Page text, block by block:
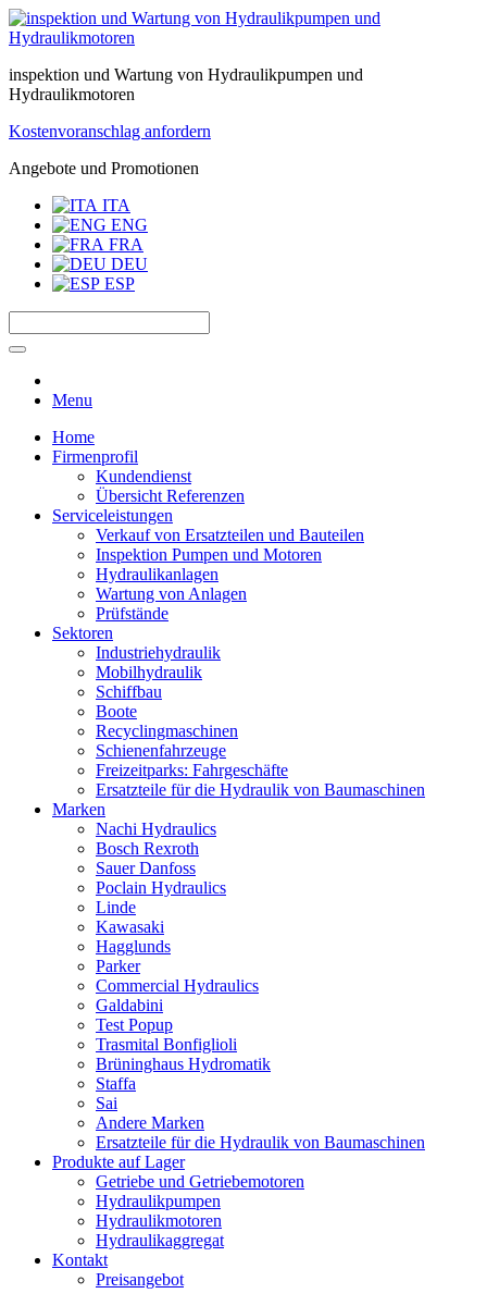
inspektion und Wartung von Hydraulikpumpen und
Hydraulikmotoren
Kostenvoranschlag anfordern
Angebote und Promotionen
ITA
ENG
FRA
DEU
ESP
Menu
Home
Firmenprofil
Kundendienst
Übersicht Referenzen
Serviceleistungen
Verkauf von Ersatzteilen und Bauteilen
Inspektion Pumpen und Motoren
Hydraulikanlagen
Wartung von Anlagen
Prüfstände
Sektoren
Industriehydraulik
Mobilhydraulik
Schiffbau
Boote
Recyclingmaschinen
Schienenfahrzeuge
Freizeitparks: Fahrgeschäfte
Ersatzteile für die Hydraulik von Baumaschinen
Marken
Nachi Hydraulics
Bosch Rexroth
Sauer Danfoss
Poclain Hydraulics
Linde
Kawasaki
Hagglunds
Parker
Commercial Hydraulics
Galdabini
Test Popup
Trasmital Bonfiglioli
Brüninghaus Hydromatik
Staffa
Sai
Andere Marken
Ersatzteile für die Hydraulik von Baumaschinen
Produkte auf Lager
Getriebe und Getriebemotoren
Hydraulikpumpen
Hydraulikmotoren
Hydraulikaggregat
Kontakt
Preisangebot